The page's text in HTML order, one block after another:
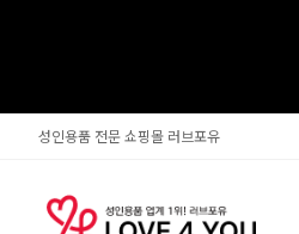
성인용품 전문 쇼핑몰 러브포유